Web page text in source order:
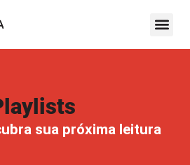
sua próxima leitura